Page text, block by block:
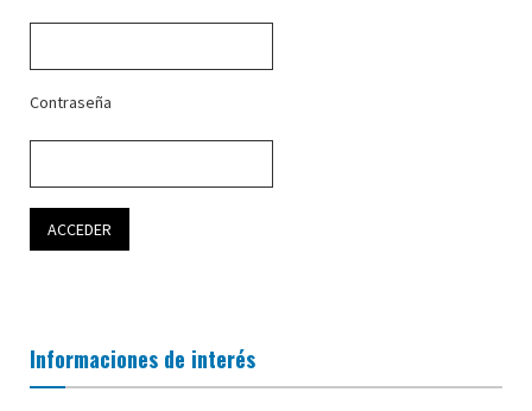
Contraseña
Informaciones de interés